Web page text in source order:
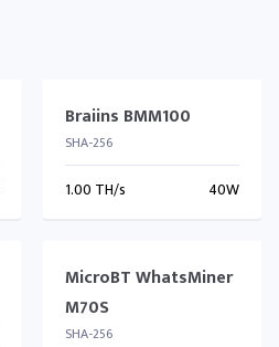
Braiins BMM100
SHA-256
1.00 TH/s 40W
MicroBT WhatsMiner
M70S
SHA-256